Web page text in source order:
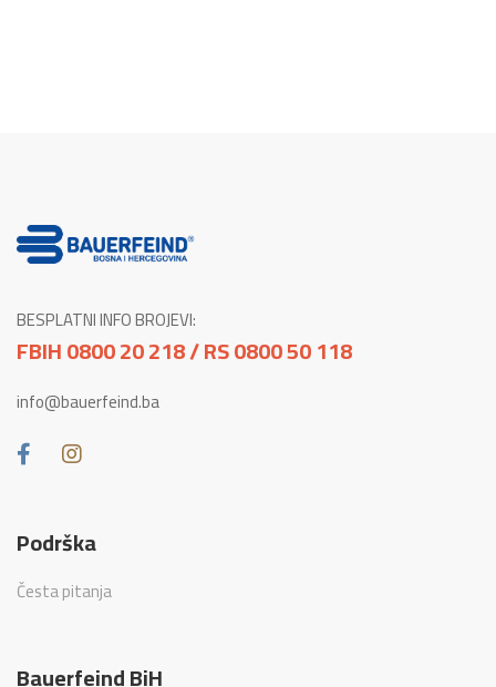
BESPLATNI INFO BROJEVI:
FBIH 0800 20 218 / RS 0800 50 118
info@bauerfeind.ba
Podrška
Česta pitanja
Bauerfeind BiH